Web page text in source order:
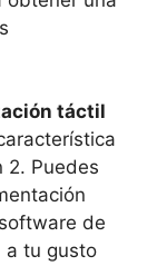
táctil
2. Puedes
de
a tu gusto